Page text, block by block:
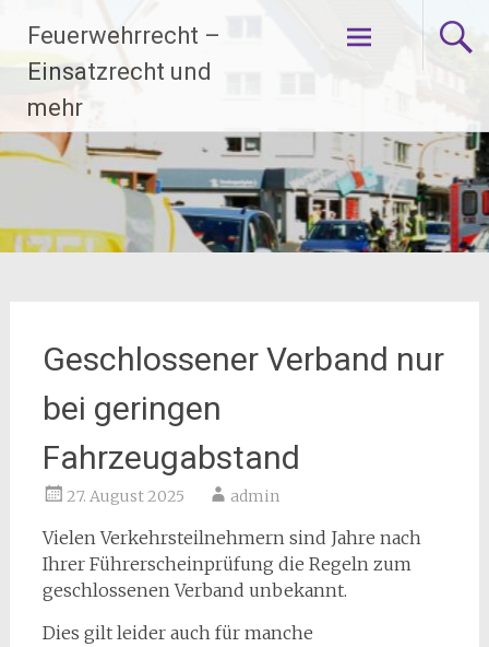
Inhalt
springen
Feuerwehrrecht –
Einsatzrecht und
mehr
Geschlossener Verband nur
bei geringen
Fahrzeugabstand
27. August 2025 admin
Vielen Verkehrsteilnehmern sind Jahre nach
Ihrer Führerscheinprüfung die Regeln zum
geschlossenen Verband unbekannt.
Dies gilt leider auch für manche